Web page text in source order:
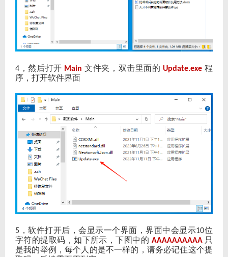
4 ，然后打开 Main 文件夹，双击里面的Update.exe 程
序，打开软件界面
5 ，软件打开后，会显示一个界面，界面中会显示10位
字符的提取码，如下所示，下图中的 AAAAAAAAAA 只
是我的举例，每个人的是不一样的，请务必记住这个提